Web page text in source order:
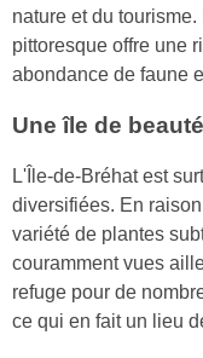
nature et du
pittoresque offre une
abondance de faune
Une île de
L'Île-de-Bréhat est
diversifiées. En
variété de plantes
couramment vues
refuge pour de
ce qui en fait un lieu